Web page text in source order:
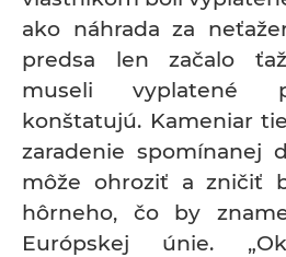
ako náhrada za
predsa len začalo
museli vyplatené
konštatujú. Kameniar
zaradenie spomínanej
môže ohroziť a zničiť
hôrneho, čo by
Európskej únie.